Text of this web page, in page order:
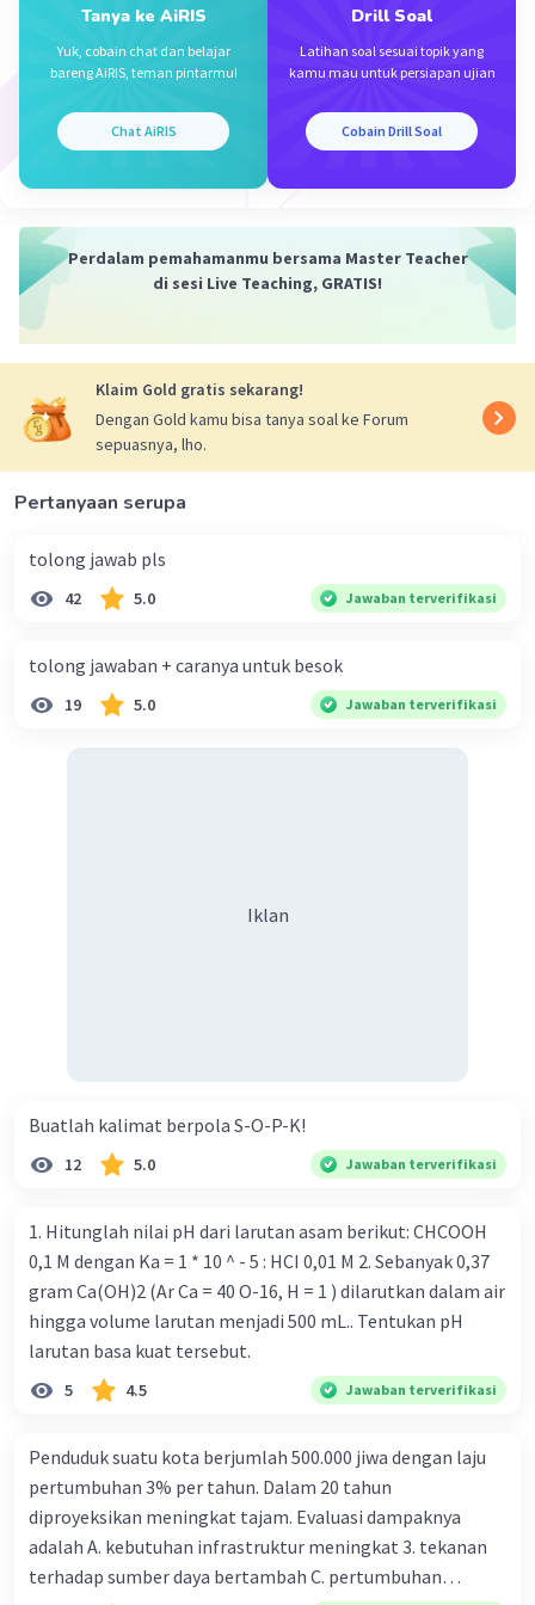
Oleh karena itu, jawaban yang benar adalah D. 4.
Beri Rating·5.0(1) Balas
Iklan
Tanya ke AiRIS
Yuk, cobain chat dan belajar
bareng AiRIS, teman pintarmu!
Chat AiRIS
Drill Soal
Latihan soal sesuai topik yang
kamu mau untuk persiapan ujian
Cobain Drill Soal
Perdalam pemahamanmu bersama Master Teacher
di sesi Live Teaching, GRATIS!
Klaim Gold gratis sekarang!
Dengan Gold kamu bisa tanya soal ke Forum
sepuasnya, lho.
Pertanyaan serupa
tolong jawab pls
42 5.0 Jawaban terverifikasi
tolong jawaban + caranya untuk besok
19 5.0 Jawaban terverifikasi
Iklan
Buatlah kalimat berpola S-O-P-K!
12 5.0 Jawaban terverifikasi
1. Hitunglah nilai pH dari larutan asam berikut: CHCOOH
0,1 M dengan Ka = 1 * 10 ^ - 5 : HCI 0,01 M 2. Sebanyak 0,37
gram Ca(OH)2 (Ar Ca = 40 O-16, H = 1 ) dilarutkan dalam air
hingga volume larutan menjadi 500 mL.. Tentukan pH
larutan basa kuat tersebut.
5 4.5 Jawaban terverifikasi
Penduduk suatu kota berjumlah 500.000 jiwa dengan laju
pertumbuhan 3% per tahun. Dalam 20 tahun
diproyeksikan meningkat tajam. Evaluasi dampaknya
adalah A. kebutuhan infrastruktur meningkat 3. tekanan
terhadap sumber daya bertambah C. pertumbuhan